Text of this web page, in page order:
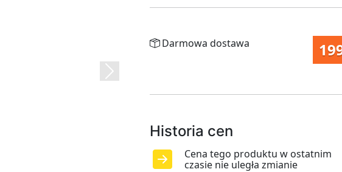
Next
Darmowa dostawa
Historia cen
Cena tego produktu w ostatnim
czasie nie uległa zmianie